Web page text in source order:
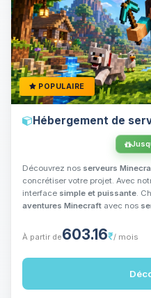
POPULAIRE
Hébergement de
Découvrez nos serveurs
concrétiser votre projet. Avec
interface simple et puissante.
aventures Minecraft avec nos
À partir de603.16₹/ mois